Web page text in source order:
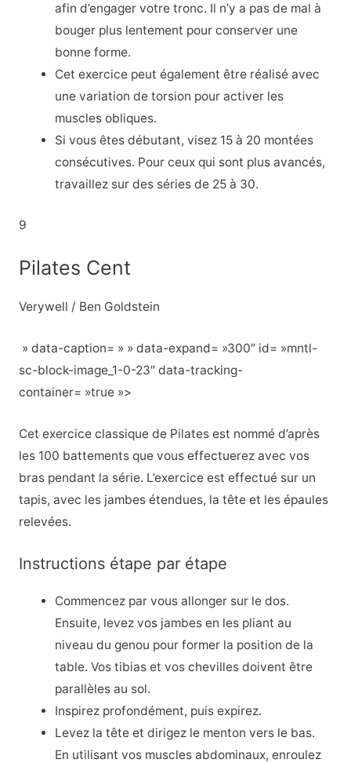
afin d’engager votre tronc. Il n’y a pas de mal à
bouger plus lentement pour conserver une
bonne forme.
Cet exercice peut également être réalisé avec
une variation de torsion pour activer les
muscles obliques.
Si vous êtes débutant, visez 15 à 20 montées
consécutives. Pour ceux qui sont plus avancés,
travaillez sur des séries de 25 à 30.
9
Pilates Cent
Verywell / Ben Goldstein
» data-caption= » » data-expand= »300″ id= »mntl-
sc-block-image_1-0-23″ data-tracking-
container= »true »>
Cet exercice classique de Pilates est nommé d’après
les 100 battements que vous effectuerez avec vos
bras pendant la série. L’exercice est effectué sur un
tapis, avec les jambes étendues, la tête et les épaules
relevées.
Instructions étape par étape
Commencez par vous allonger sur le dos.
Ensuite, levez vos jambes en les pliant au
niveau du genou pour former la position de la
table. Vos tibias et vos chevilles doivent être
parallèles au sol.
Inspirez profondément, puis expirez.
Levez la tête et dirigez le menton vers le bas.
En utilisant vos muscles abdominaux, enroulez